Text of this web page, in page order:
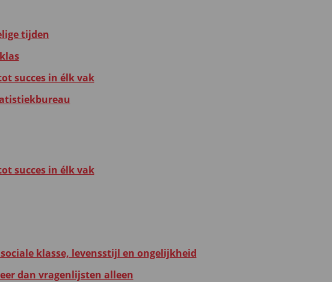
tijden
succes in élk vak
succes in élk vak
klasse, levensstijl en ongelijkheid
dan vragenlijsten alleen